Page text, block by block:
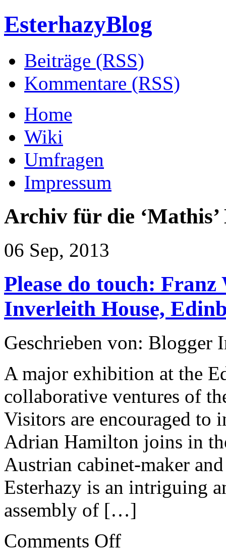
EsterhazyBlog
Beiträge (RSS)
Kommentare (RSS)
Home
Wiki
Umfragen
Impressum
Archiv für die ‘Mathis
06 Sep, 2013
Please do touch:
Inverleith House,
Geschrieben von: Blogger
A major exhibition at the
collaborative ventures of
Visitors are encouraged to
Adrian Hamilton joins in
Austrian cabinet-maker
Esterhazy is an intriguing
assembly of […]
Comments Offon
Please